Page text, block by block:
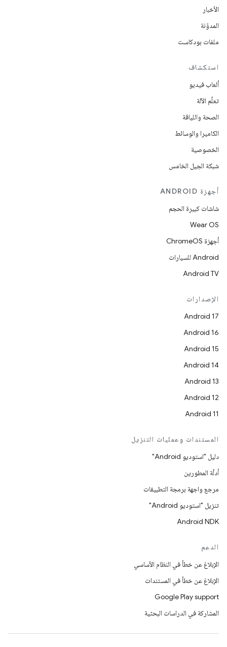
الأخبار
المدوّنة
ملفات بودكاست
استكشاف
ألعاب فيديو
تعلُم الآلة
الصحة واللياقة
الكاميرا والوسائط
الخصوصية
شبكة الجيل الخامس
أجهزة ANDROID
شاشات كبيرة الحجم
Wear OS
أجهزة ChromeOS
Android للسيارات
Android TV
الإصدارات
Android 17
Android 16
Android 15
Android 14
Android 13
Android 12
Android 11
المستندات وعمليات التنزيل
دليل "استوديو Android"
أدلّة المطورين
مرجع واجهة برمجة التطبيقات
تنزيل "استوديو Android"
Android NDK
الدعم
الإبلاغ عن خطأ في النظام الأساسي
الإبلاغ عن خطأ في المستندات
Google Play support
المشاركة في الدراسات البحثية